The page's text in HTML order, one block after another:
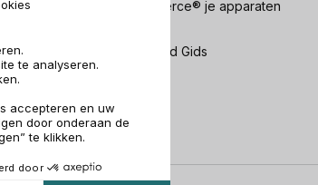
Hoe Recommerce® je apparaten
De Refurbished Gids